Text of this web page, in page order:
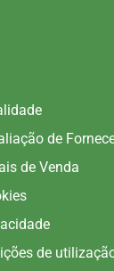
de
de Venda
de